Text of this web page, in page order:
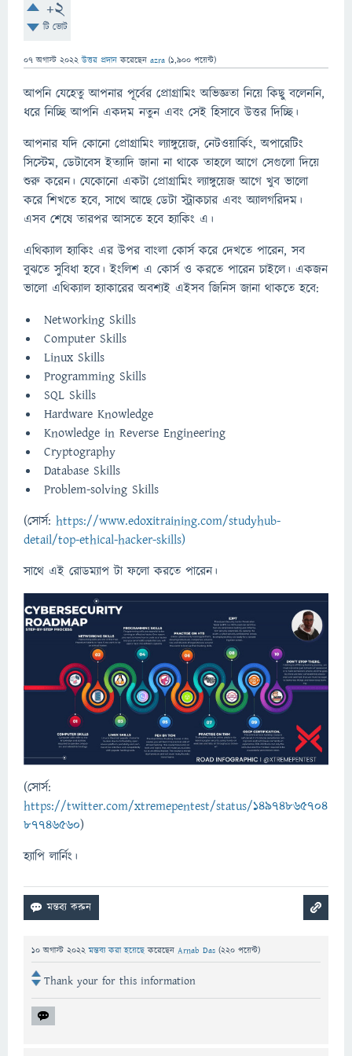
+2
টি ভোট
07 অগাস্ট 2022 উত্তর প্রদান করেছেন azra (1,900 পয়েন্ট)
আপনি যেহেতু আপনার পূর্বের প্রোগ্রামিং অভিজ্ঞতা নিয়ে কিছু বলেননি,
ধরে নিচ্ছি আপনি একদম নতুন এবং সেই হিসাবে উত্তর দিচ্ছি।
আপনার যদি কোনো প্রোগ্রামিং ল্যাঙ্গুয়েজ, নেটওয়ার্কিং, অপারেটিং
সিস্টেম, ডেটাবেস ইত্যাদি জানা না থাকে তাহলে আগে সেগুলো দিয়ে
শুরু করেন। যেকোনো একটা প্রোগ্রামিং ল্যাঙ্গুয়েজ আগে খুব ভালো
করে শিখতে হবে, সাথে আছে ডেটা স্ট্রাকচার এবং অ্যালগরিদম।
এসব শেষে তারপর আসতে হবে হ্যাকিং এ।
এথিক্যাল হ্যাকিং এর উপর বাংলা কোর্স করে দেখতে পারেন, সব
বুঝতে সুবিধা হবে। ইংলিশ এ কোর্স ও করতে পারেন চাইলে। একজন
ভালো এথিক্যাল হ্যাকারের অবশ্যই এইসব জিনিস জানা থাকতে হবে:
Networking Skills
Computer Skills
Linux Skills
Programming Skills
SQL Skills
Hardware Knowledge
Knowledge in Reverse Engineering
Cryptography
Database Skills
Problem-solving Skills
(সোর্স: https://www.edoxitraining.com/studyhub-
detail/top-ethical-hacker-skills)
সাথে এই রোডম্যাপ টা ফলো করতে পারেন।
(সোর্স:
https://twitter.com/xtremepentest/status/14974865704
87746560)
হ্যাপি লার্নিং।
10 অগাস্ট 2022 মন্তব্য করা হয়েছেকরেছেন Arnab Das (220 পয়েন্ট)
Thank your for this information